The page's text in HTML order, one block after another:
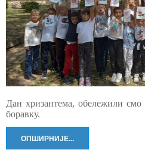
Дан хризантема, обележили смо
боравку.
ОПШИРНИЈЕ...